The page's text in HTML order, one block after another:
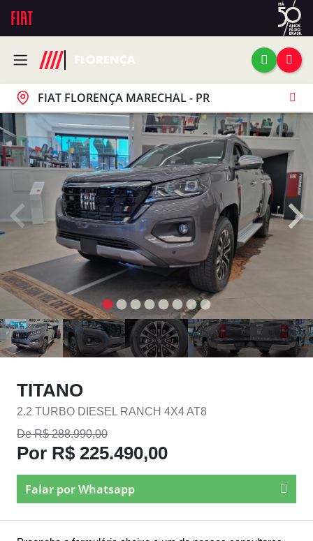
FIAT FLORENÇA MARECHAL - PR
TITANO
2.2 TURBO DIESEL RANCH 4X4 AT8
De R$ 288.990,00
Por R$ 225.490,00
Falar por Whatsapp